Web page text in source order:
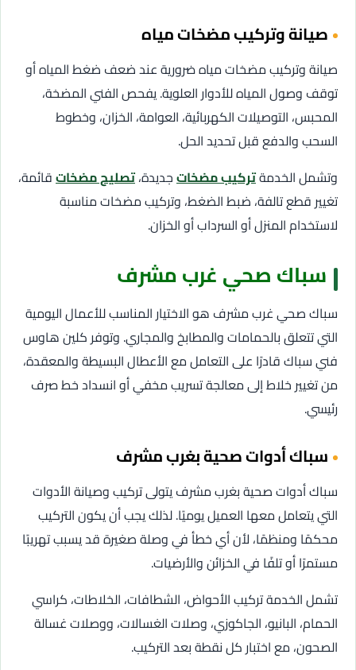
صيانة وتركيب مضخات مياه
صيانة وتركيب مضخات مياه ضرورية عند ضعف ضغط المياه أو
توقف وصول المياه للأدوار العلوية. يفحص الفني المضخة،
المحبس، التوصيلات الكهربائية، العوامة، الخزان، وخطوط
السحب والدفع قبل تحديد الحل.
وتشمل الخدمةتركيب مضخاتجديدة،تصليح مضخاتقائمة،
تغيير قطع تالفة، ضبط الضغط، وتركيب مضخات مناسبة
لاستخدام المنزل أو السرداب أو الخزان.
سباك صحي غرب مشرف
سباك صحي غرب مشرف هو الاختيار المناسب للأعمال اليومية
التي تتعلق بالحمامات والمطابخ والمجاري. وتوفر كلين هاوس
فني سباك قادرًا على التعامل مع الأعطال البسيطة والمعقدة،
من تغيير خلاط إلى معالجة تسريب مخفي أو انسداد خط صرف
رئيسي.
سباك أدوات صحية بغرب مشرف
سباك أدوات صحية بغرب مشرف يتولى تركيب وصيانة الأدوات
التي يتعامل معها العميل يوميًا. لذلك يجب أن يكون التركيب
محكمًا ومنظمًا، لأن أي خطأ في وصلة صغيرة قد يسبب تهريبًا
مستمرًا أو تلفًا في الخزائن والأرضيات.
تشمل الخدمة تركيب الأحواض، الشطافات، الخلاطات، كراسي
الحمام، البانيو، الجاكوزي، وصلات الغسالات، ووصلات غسالة
الصحون، مع اختبار كل نقطة بعد التركيب.